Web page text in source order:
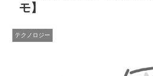
モ】
テクノロジー